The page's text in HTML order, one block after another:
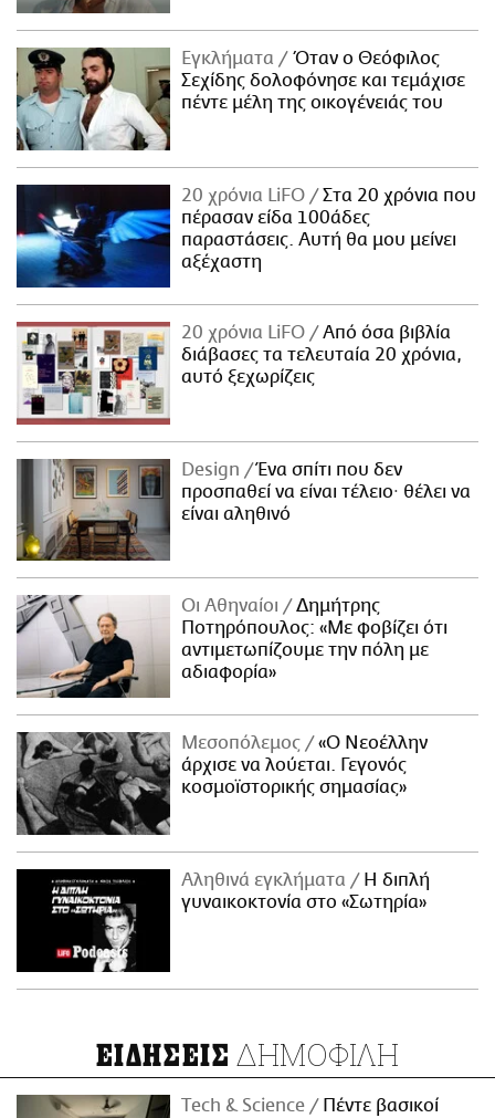
Εγκλήματα
Όταν ο Θεόφιλος
Σεχίδης δολοφόνησε και τεμάχισε
πέντε μέλη της οικογένειάς του
20 χρόνια LiFO
Στα 20 χρόνια που
πέρασαν είδα 100άδες
παραστάσεις. Αυτή θα μου μείνει
αξέχαστη
20 χρόνια LiFO
Από όσα βιβλία
διάβασες τα τελευταία 20 χρόνια,
αυτό ξεχωρίζεις
Design
Ένα σπίτι που δεν
προσπαθεί να είναι τέλειο· θέλει να
είναι αληθινό
Οι Αθηναίοι
Δημήτρης
Ποτηρόπουλος: «Με φοβίζει ότι
αντιμετωπίζουμε την πόλη με
αδιαφορία»
Μεσοπόλεμος
«Ο Νεοέλλην
άρχισε να λούεται. Γεγονός
κοσμοϊστορικής σημασίας»
Αληθινά εγκλήματα
Η διπλή
γυναικοκτονία στο «Σωτηρία»
ΕΙΔΗΣΕΙΣ ΔΗΜΟΦΙΛΗ
Τech & Science Πέντε βασικοί